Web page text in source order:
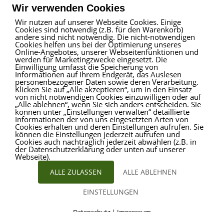
Impressum|Haftungsausschluss|Datenschutz
ProVitare Commercial
GmbH
Bahnhofstraße 1
48301 Nottuln
Telefon02509 99 49 871
Mailinfo@provitare.de
Wir verwenden Cookies
Wir nutzen auf unserer Webseite Cookies. Einige
Cookies sind notwendig (z.B. für den Warenkorb)
andere sind nicht notwendig. Die nicht-notwendigen
Cookies helfen uns bei der Optimierung unseres
Online-Angebotes, unserer Webseitenfunktionen und
werden für Marketingzwecke eingesetzt. Die
Einwilligung umfasst die Speicherung von
Informationen auf Ihrem Endgerät, das Auslesen
personenbezogener Daten sowie deren Verarbeitung.
Klicken Sie auf „Alle akzeptieren“, um in den Einsatz
von nicht notwendigen Cookies einzuwilligen oder auf
„Alle ablehnen“, wenn Sie sich anders entscheiden. Sie
können unter „Einstellungen verwalten“ detaillierte
Informationen der von uns eingesetzten Arten von
Cookies erhalten und deren Einstellungen aufrufen. Sie
können die Einstellungen jederzeit aufrufen und
Cookies auch nachträglich jederzeit abwählen (z.B. in
der Datenschutzerklärung oder unten auf unserer
Webseite).
ALLE ZULASSEN ALLE ABLEHNEN
EINSTELLUNGEN